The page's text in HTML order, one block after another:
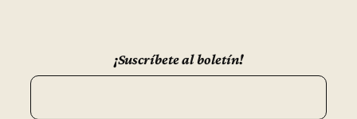
¡Suscríbete al boletín!